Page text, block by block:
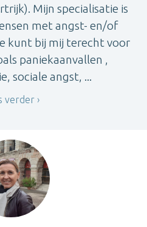
Mijn specialisatie is
met angst- en/of
kunt bij mij terecht voor
paniekaanvallen ,
sociale angst, ...
verder